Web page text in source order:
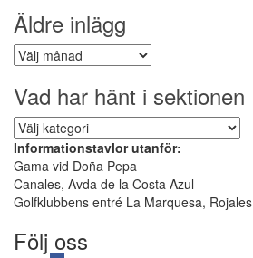
Äldre inlägg
Äldre
inlägg
Vad har hänt i sektionen
Vad
har
hänt
i
sektionen
Informationstavlor utanför:
Gama vid Doña Pepa
Canales, Avda de la Costa Azul
Golfklubbens entré La Marquesa, Rojales
Följ oss